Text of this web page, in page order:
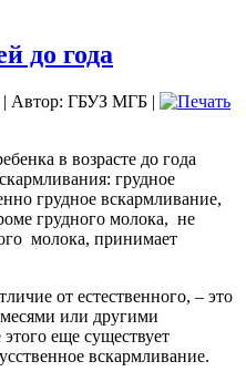
до года
| Автор: ГБУЗ МГБ |
в возрасте до года
грудное
грудное вскармливание,
грудного молока, не
молока, принимает
от естественного, – это
или другими
еще существует
вскармливание.